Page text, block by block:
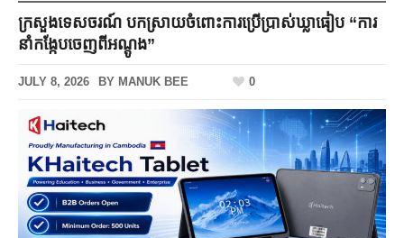
ក្រសួងទេសចរណ៍ បកស្រាយចំពោះការប្រើប្រាស់ឃ្លាធៀប “ការ
នាំកង្កែបចេញពីអណ្តូង”
JULY 8, 2026 BY MANUK BEE 0